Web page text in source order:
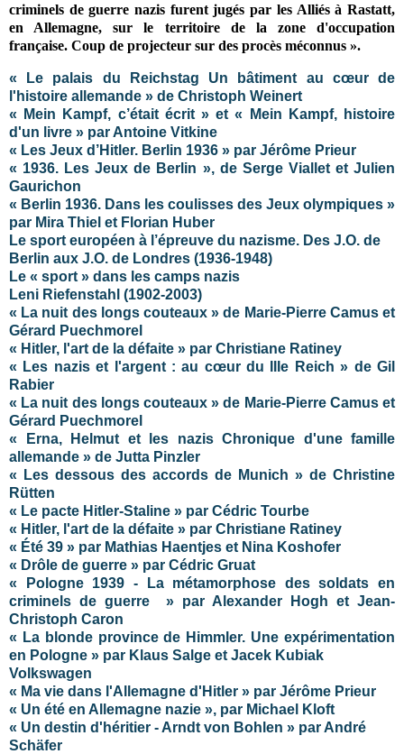
criminels de guerre nazis furent jugés par les Alliés à Rastatt,
en Allemagne, sur le territoire de la zone d'occupation
française. Coup de projecteur sur des procès méconnus ».
« Le palais du Reichstag Un bâtiment au cœur de
l'histoire allemande » de Christoph Weinert
« Mein Kampf, c’était écrit » et « Mein Kampf, histoire
d'un livre » par Antoine Vitkine
« Les Jeux d’Hitler. Berlin 1936 » par Jérôme Prieur
« 1936. Les Jeux de Berlin », de Serge Viallet et Julien
Gaurichon
« Berlin 1936. Dans les coulisses des Jeux olympiques »
par Mira Thiel et Florian Huber
Le sport européen à l’épreuve du nazisme. Des J.O. de
Berlin aux J.O. de Londres (1936-1948)
Le « sport » dans les camps nazis
Leni Riefenstahl (1902-2003)
« La nuit des longs couteaux » de Marie-Pierre Camus et
Gérard Puechmorel
« Hitler, l'art de la défaite » par Christiane Ratiney
« Les nazis et l'argent : au cœur du IIIe Reich » de Gil
Rabier
« La nuit des longs couteaux » de Marie-Pierre Camus et
Gérard Puechmorel
« Erna, Helmut et les nazis Chronique d'une famille
allemande » de Jutta Pinzler
« Les dessous des accords de Munich » de Christine
Rütten
« Le pacte Hitler-Staline » par Cédric Tourbe
« Hitler, l'art de la défaite » par Christiane Ratiney
« Été 39 » par Mathias Haentjes et Nina Koshofer
« Drôle de guerre » par Cédric Gruat
« Pologne 1939 - La métamorphose des soldats en
criminels de guerre » par Alexander Hogh et Jean-
Christoph Caron
« La blonde province de Himmler. Une expérimentation
en Pologne » par Klaus Salge et Jacek Kubiak
Volkswagen
« Ma vie dans l'Allemagne d'Hitler » par Jérôme Prieur
« Un été en Allemagne nazie », par Michael Kloft
« Un destin d'héritier - Arndt von Bohlen » par André
Schäfer